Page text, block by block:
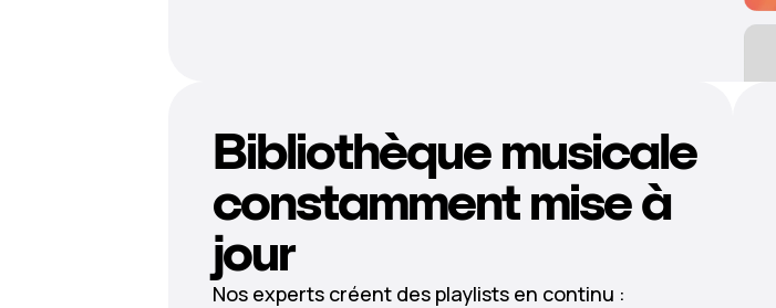
Bibliothèque musicale
constamment mise à
jour
Nos experts créent des playlists en continu :